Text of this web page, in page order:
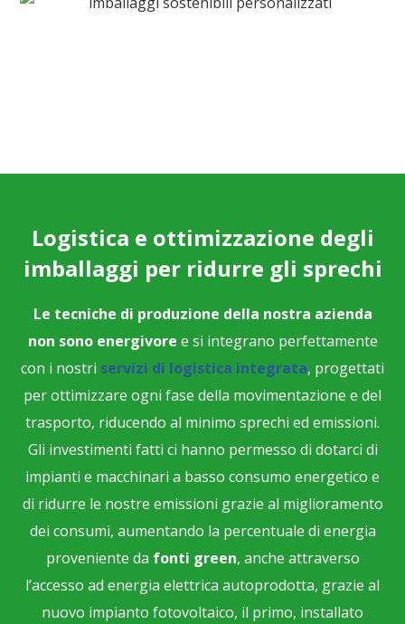
Logistica e ottimizzazione degli
imballaggi per ridurre gli sprechi
Le tecniche di produzione della nostra azienda
non sono energivore e si integrano perfettamente
con i nostri servizi di logistica integrata, progettati
per ottimizzare ogni fase della movimentazione e del
trasporto, riducendo al minimo sprechi ed emissioni.
Gli investimenti fatti ci hanno permesso di dotarci di
impianti e macchinari a basso consumo energetico e
di ridurre le nostre emissioni grazie al miglioramento
dei consumi, aumentando la percentuale di energia
proveniente da fonti green, anche attraverso
l’accesso ad energia elettrica autoprodotta, grazie al
nuovo impianto fotovoltaico, il primo, installato